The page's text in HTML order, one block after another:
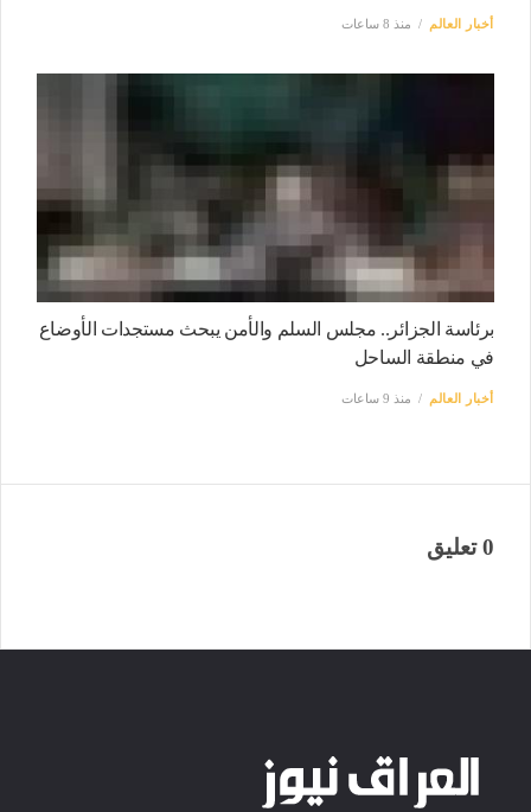
أخبار العالم منذ 8 ساعات
برئاسة الجزائر.. مجلس السلم والأمن يبحث مستجدات الأوضاع
في منطقة الساحل
أخبار العالم منذ 9 ساعات
0 تعليق